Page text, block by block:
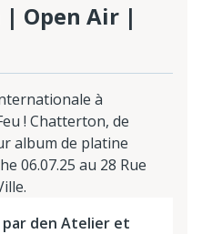
| Open Air |
à
! Chatterton, de
album de platine
06.07.25 au 28 Rue
par den Atelier et